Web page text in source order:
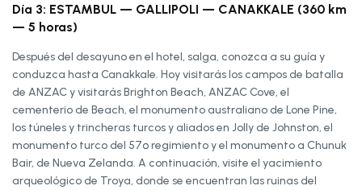
Día 3: ESTAMBUL — GALLIPOLI — CANAKKALE (360 km
— 5 horas)
Después del desayuno en el hotel, salga, conozca a su guía y
conduzca hasta Canakkale. Hoy visitarás los campos de batalla
de ANZAC y visitarás Brighton Beach, ANZAC Cove, el
cementerio de Beach, el monumento australiano de Lone Pine,
los túneles y trincheras turcos y aliados en Jolly de Johnston, el
monumento turco del 57º regimiento y el monumento a Chunuk
Bair, de Nueva Zelanda. A continuación, visite el yacimiento
arqueológico de Troya, donde se encuentran las ruinas del